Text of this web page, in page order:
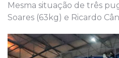
Mesma situação de três
Soares (63kg) e Ricardo